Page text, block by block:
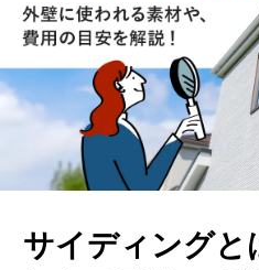
ショールー
セレについて
アパートのこだわり
サイディングと